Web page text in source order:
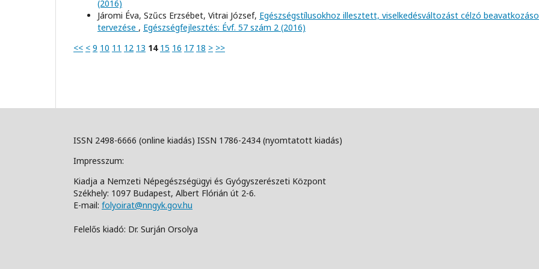
(2016)
Járomi Éva, Szűcs Erzsébet, Vitrai József, Egészségstílusokhoz illesztett, viselkedésváltozást célzó
tervezése , Egészségfejlesztés: Évf. 57 szám 2 (2016)
<< < 9 10 11 12 13 14 15 16 17 18 > >>
ISSN 2498-6666 (online kiadás) ISSN 1786-2434 (nyomtatott kiadás)
Impresszum:
Kiadja a Nemzeti Népegészségügyi és Gyógyszerészeti Központ
Székhely: 1097 Budapest, Albert Flórián út 2-6.
E-mail: folyoirat@nngyk.gov.hu
Felelős kiadó: Dr. Surján Orsolya